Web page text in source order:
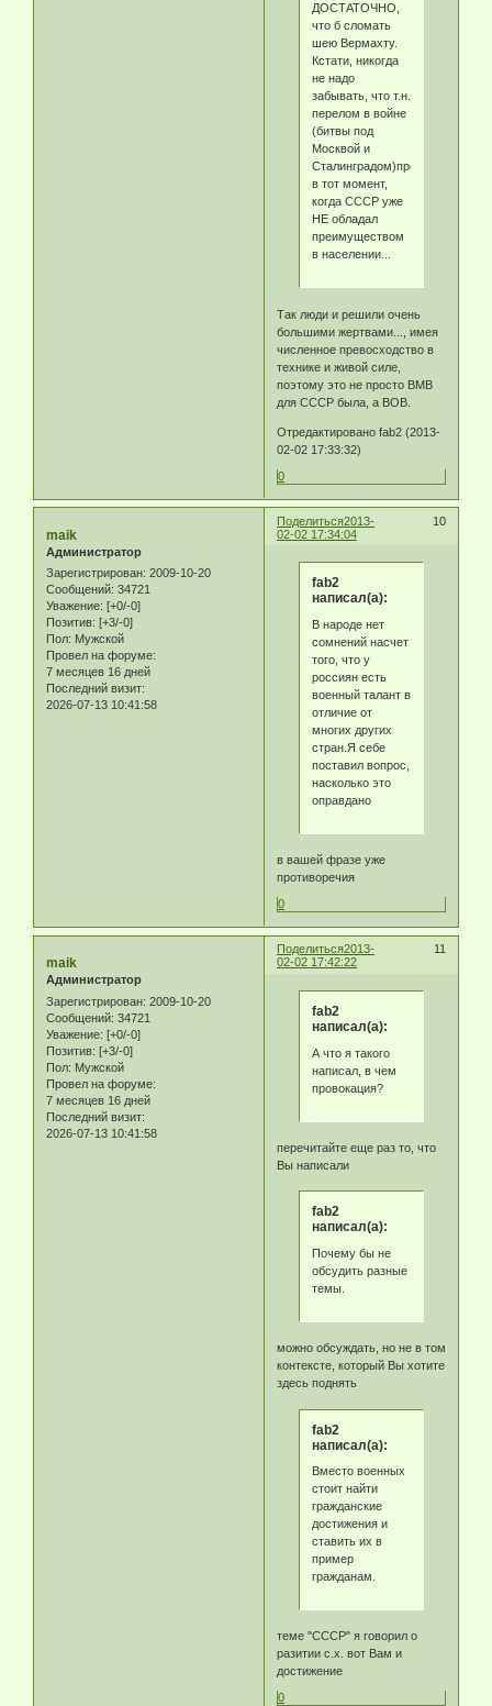
ДОСТАТОЧНО,
что б сломать
шею Вермахту.
Кстати, никогда
не надо
забывать, что т.н.
перелом в войне
(битвы под
Москвой и
Сталинградом)произошёл
в тот момент,
когда СССР уже
НЕ обладал
преимуществом
в населении...
Так люди и решили очень
большими жертвами..., имея
численное превосходство в
технике и живой силе,
поэтому это не просто ВМВ
для СССР была, а ВОВ.
Отредактировано fab2 (2013-
02-02 17:33:32)
0
Поделиться 10
2013-
02-02 17:34:04
maik
Администратор
Зарегистрирован: 2009-10-20
Сообщений: 34721
Уважение: [+0/-0]
Позитив: [+3/-0]
Пол: Мужской
Провел на форуме:
7 месяцев 16 дней
Последний визит:
2026-07-13 10:41:58
fab2
написал(а):
В народе нет
сомнений насчет
того, что у
россиян есть
военный талант в
отличие от
многих других
стран.Я себе
поставил вопрос,
насколько это
оправдано
в вашей фразе уже
противоречия
0
Поделиться 11
2013-
02-02 17:42:22
maik
Администратор
Зарегистрирован: 2009-10-20
Сообщений: 34721
Уважение: [+0/-0]
Позитив: [+3/-0]
Пол: Мужской
Провел на форуме:
7 месяцев 16 дней
Последний визит:
2026-07-13 10:41:58
fab2
написал(а):
А что я такого
написал, в чем
провокация?
перечитайте еще раз то, что
Вы написали
fab2
написал(а):
Почему бы не
обсудить разные
темы.
можно обсуждать, но не в том
контексте, который Вы хотите
здесь поднять
fab2
написал(а):
Вместо военных
стоит найти
гражданские
достижения и
ставить их в
пример
гражданам.
теме "СССР" я говорил о
разитии с.х. вот Вам и
достижение
0